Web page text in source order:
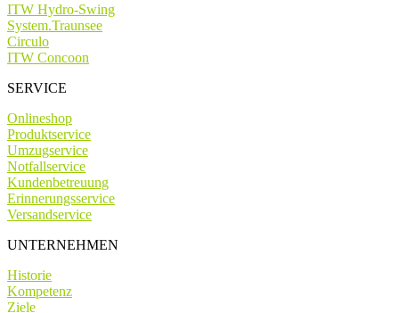
ITW Hydro-Swing
System.Traunsee
Circulo
ITW Concoon
SERVICE
Onlineshop
Produktservice
Umzugservice
Notfallservice
Kundenbetreuung
Erinnerungsservice
Versandservice
UNTERNEHMEN
Historie
Kompetenz
Ziele